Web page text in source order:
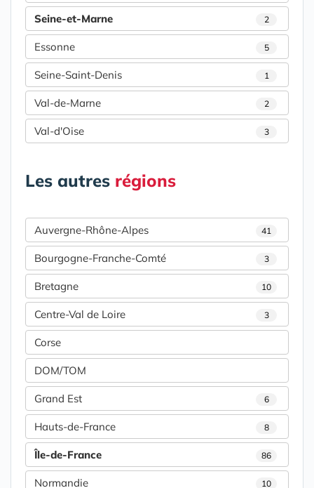
Seine-et-Marne 2
Essonne 5
Seine-Saint-Denis 1
Val-de-Marne 2
Val-d'Oise 3
Les autres régions
Auvergne-Rhône-Alpes 41
Bourgogne-Franche-Comté 3
Bretagne 10
Centre-Val de Loire 3
Corse
DOM/TOM
Grand Est 6
Hauts-de-France 8
Île-de-France 86
Normandie 10